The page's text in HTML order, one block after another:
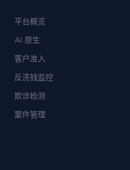
平台概览
AI 原生
客户准入
反洗钱监控
欺诈检测
案件管理